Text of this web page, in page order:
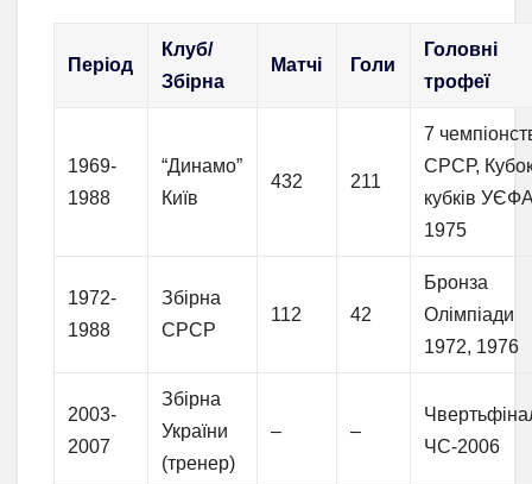
Період
Клуб/
Збірна
Матчі Голи
Головні
трофеї
1969-
1988
“Динамо”
Київ
432 211
7
СРСР,
кубків
1975
1972-
1988
Збірна
СРСР
112 42
Бронза
Олімпіади
1972, 1976
2003-
2007
Збірна
України
(тренер)
– –
ЧС-2006